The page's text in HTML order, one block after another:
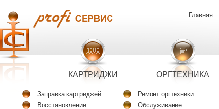
Главная
КАРТРИДЖИ ОРГТЕХНИКА
Заправка картриджей
Восстановление
Ремонт оргтехники
Обслуживание